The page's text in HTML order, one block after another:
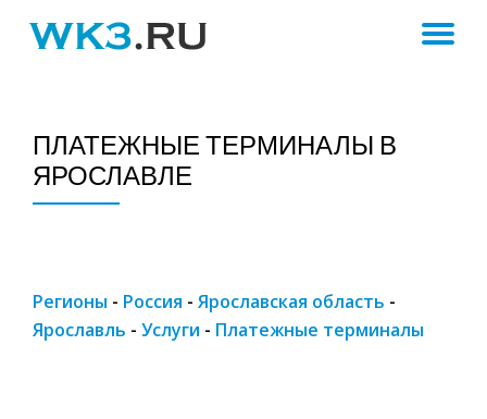
ПЛАТЕЖНЫЕ ТЕРМИНАЛЫ В
ЯРОСЛАВЛЕ
Регионы - Россия - Ярославская область -
Ярославль - Услуги - Платежные терминалы